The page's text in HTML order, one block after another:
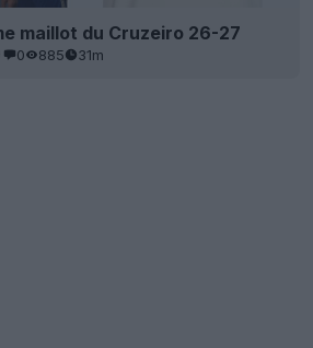
maillot du Cruzeiro 26-27
0 885 31m